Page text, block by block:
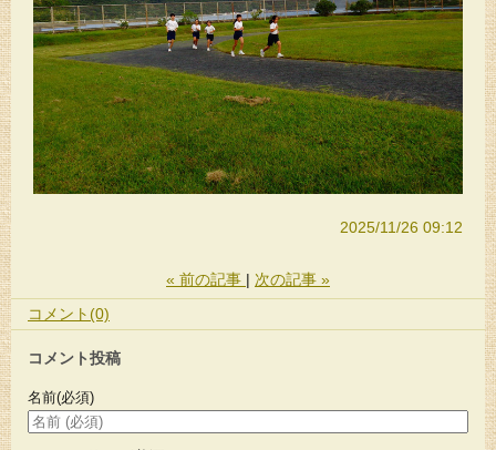
2025/11/26 09:12
« 前の記事 次の記事 »
コメント(0)
コメント投稿
名前(必須)